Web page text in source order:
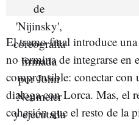
El tramo final introduce
no termina de integrarse
comprensible: conectar con
dialoga con Lorca. Mas, el
cohesión que el resto de la